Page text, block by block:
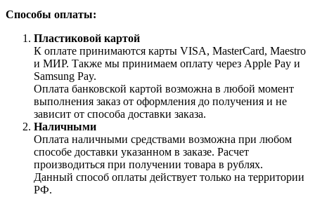
Способы оплаты:
Пластиковой картой
К оплате принимаются карты VISA, MasterCard, Maestro
и МИР. Также мы принимаем оплату через Apple Pay и
Samsung Pay.
Оплата банковской картой возможна в любой момент
выполнения заказ от оформления до получения и не
зависит от способа доставки заказа.
Наличными
Оплата наличными средствами возможна при любом
способе доставки указанном в заказе. Расчет
производиться при получении товара в рублях.
Данный способ оплаты действует только на территории
РФ.